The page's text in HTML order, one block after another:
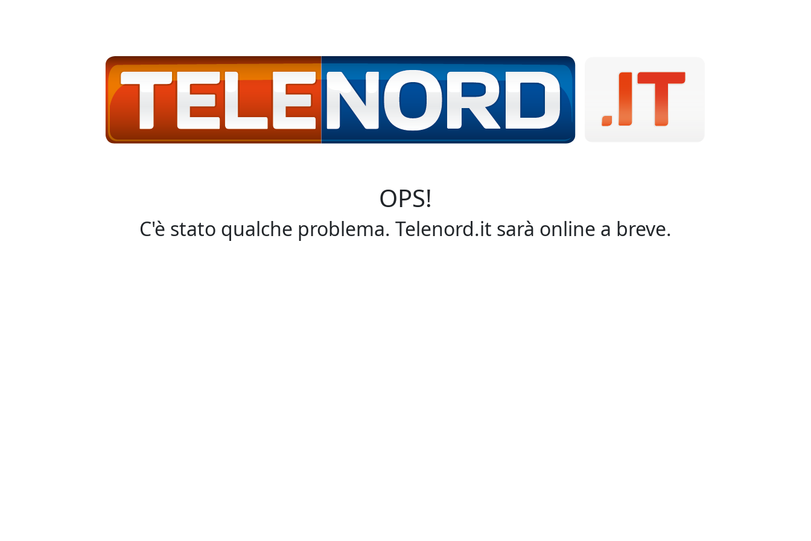
OPS!
C'è stato qualche problema. Telenord.it sarà online a breve.